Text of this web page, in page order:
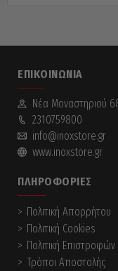
ΕΠΙΚΟΙΝΩΝΊΑ
Νέα Mοναστηριού
2310759800
info@inoxstore.gr
www.inoxstore.gr
ΠΛΗΡΟΦΟΡΊΕΣ
Πολιτική Απορρήτου
Πολιτική Cookies
Πολιτική Επιστροφών
Τρόποι Αποστολής